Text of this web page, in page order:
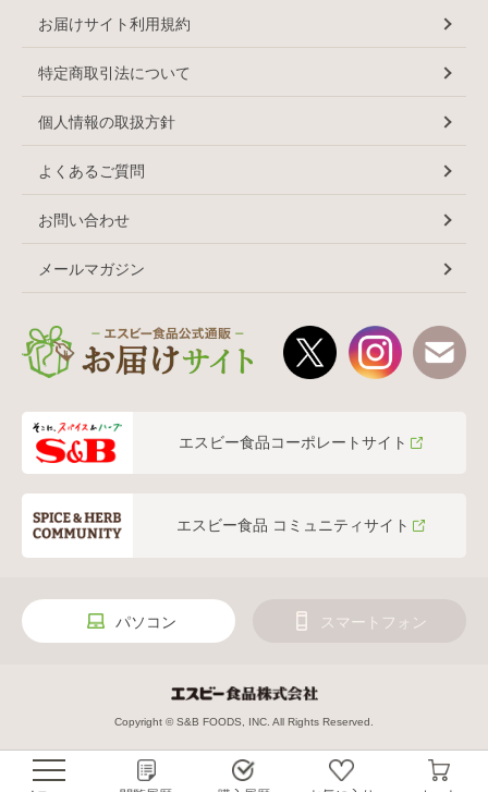
お届けサイト利用規約
特定商取引法について
個人情報の取扱方針
よくあるご質問
お問い合わせ
メールマガジン
エスビー食品コーポレートサイト
エスビー食品 コミュニティサイト
パソコン スマートフォン
Copyright © S&B FOODS, INC. All Rights Reserved.